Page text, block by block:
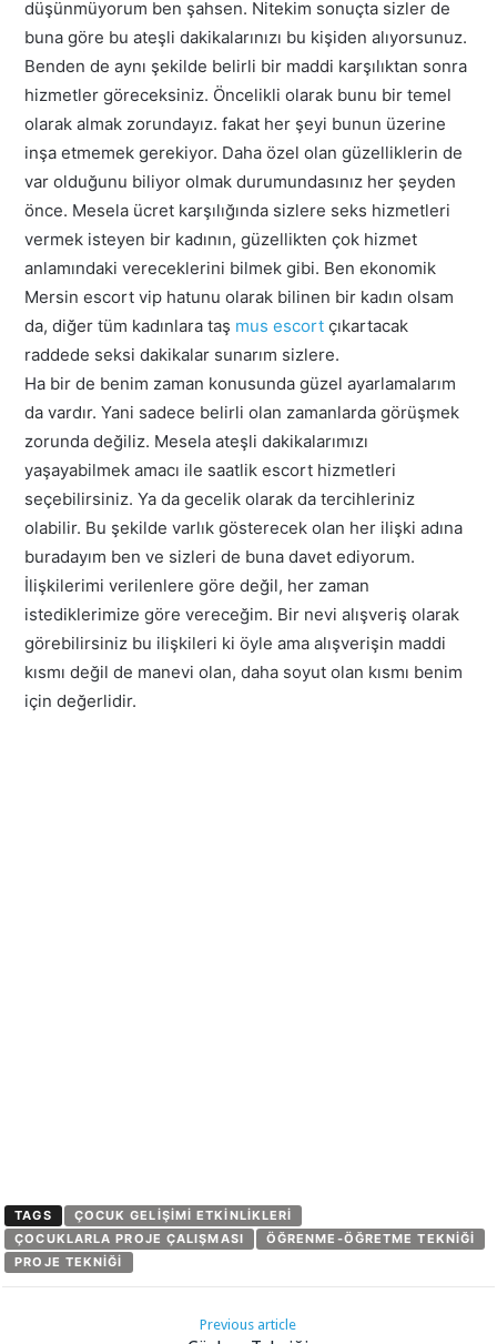
düşünmüyorum ben şahsen. Nitekim sonuçta sizler de
buna göre bu ateşli dakikalarınızı bu kişiden alıyorsunuz.
Benden de aynı şekilde belirli bir maddi karşılıktan sonra
hizmetler göreceksiniz. Öncelikli olarak bunu bir temel
olarak almak zorundayız. fakat her şeyi bunun üzerine
inşa etmemek gerekiyor. Daha özel olan güzelliklerin de
var olduğunu biliyor olmak durumundasınız her şeyden
önce. Mesela ücret karşılığında sizlere seks hizmetleri
vermek isteyen bir kadının, güzellikten çok hizmet
anlamındaki vereceklerini bilmek gibi. Ben ekonomik
Mersin escort vip hatunu olarak bilinen bir kadın olsam
da, diğer tüm kadınlara taş mus escort çıkartacak
raddede seksi dakikalar sunarım sizlere.
Ha bir de benim zaman konusunda güzel ayarlamalarım
da vardır. Yani sadece belirli olan zamanlarda görüşmek
zorunda değiliz. Mesela ateşli dakikalarımızı
yaşayabilmek amacı ile saatlik escort hizmetleri
seçebilirsiniz. Ya da gecelik olarak da tercihleriniz
olabilir. Bu şekilde varlık gösterecek olan her ilişki adına
buradayım ben ve sizleri de buna davet ediyorum.
İlişkilerimi verilenlere göre değil, her zaman
istediklerimize göre vereceğim. Bir nevi alışveriş olarak
görebilirsiniz bu ilişkileri ki öyle ama alışverişin maddi
kısmı değil de manevi olan, daha soyut olan kısmı benim
için değerlidir.
TAGS
ÇOCUK GELIŞIMI ETKINLIKLERI
ÇOCUKLARLA PROJE ÇALIŞMASI
ÖĞRENME-ÖĞRETME TEKNIĞI
PROJE TEKNIĞI
Previous article